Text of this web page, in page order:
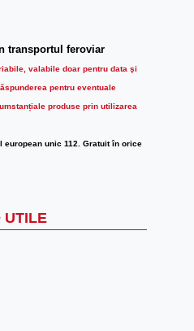
transportul feroviar
valabile doar pentru data şi
pentru eventuale
produse prin utilizarea
european unic 112. Gratuit în orice
UTILE